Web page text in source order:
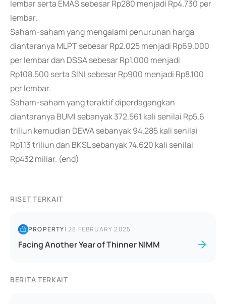
lembar serta EMAS sebesar Rp280 menjadi Rp4.730 per
lembar.
Saham-saham yang mengalami penurunan harga
diantaranya MLPT sebesar Rp2.025 menjadi Rp69.000
per lembar dan DSSA sebesar Rp1.000 menjadi
Rp108.500 serta SINI sebesar Rp900 menjadi Rp8.100
per lembar.
Saham-saham yang teraktif diperdagangkan
diantaranya BUMI sebanyak 372.561 kali senilai Rp5,6
triliun kemudian DEWA sebanyak 94.285 kali senilai
Rp1,13 triliun dan BKSL sebanyak 74.620 kali senilai
Rp432 miliar. (end)
RISET TERKAIT
PROPERTY|28 FEBRUARY 2025
Facing Another Year of Thinner NIMM
BERITA TERKAIT